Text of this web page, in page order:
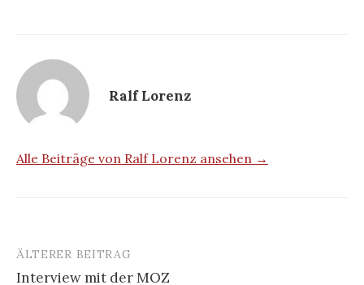
Ralf Lorenz
Alle Beiträge von Ralf Lorenz ansehen →
Beitrags-
ÄLTERER BEITRAG
Interview mit der MOZ